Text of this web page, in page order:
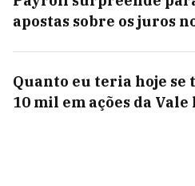
apostas sobre os juros
Quanto eu teria hoje se
10 mil em ações da Vale